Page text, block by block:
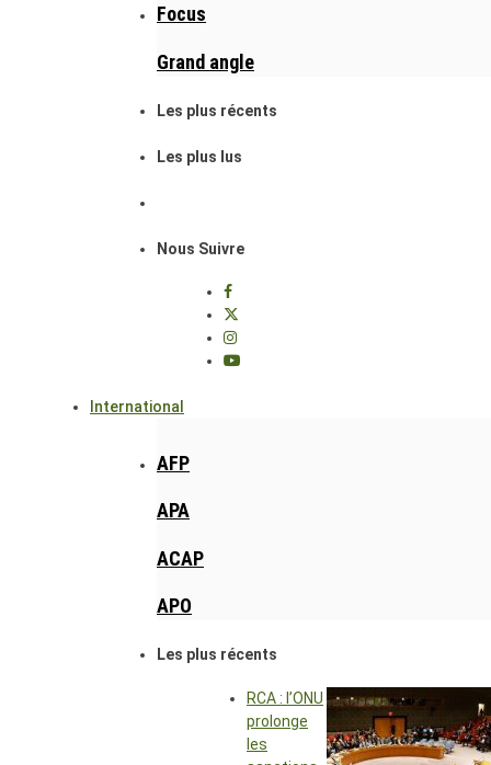
Focus
Grand angle
Les plus récents
Les plus lus
Nous Suivre
International
AFP
APA
ACAP
APO
Les plus récents
RCA : l’ONU
prolonge
les